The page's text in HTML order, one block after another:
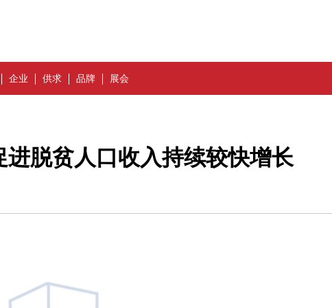
企业 供求 品牌 展会
脱贫人口收入持续较快增长